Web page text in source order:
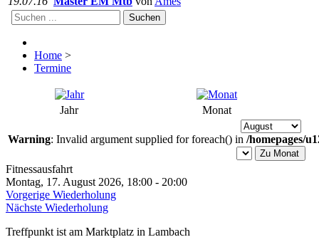
Suchen
Home >
Termine
Jahr Monat
Warning: Invalid argument supplied for foreach() in /homepages/
Zu Monat
Fitnessausfahrt
Montag, 17. August 2026, 18:00 - 20:00
Vorgerige Wiederholung
Nächste Wiederholung
Treffpunkt ist am Marktplatz in Lambach